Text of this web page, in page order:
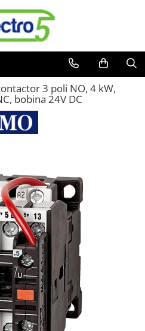
uri )
3 poli NO, 4 kW,
bobina 24V DC